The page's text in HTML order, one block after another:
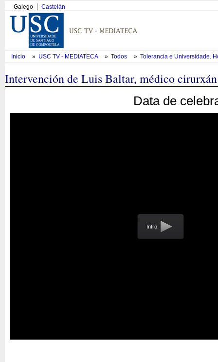
Galego Castelán
Inicio » USC TV - MEDIATECA » Todos » Tolerancia e Universidade.
Intervención de Luis Baltar, médico cirurxán
Data de
Intro